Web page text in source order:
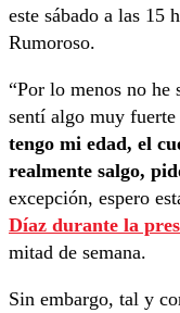
este sábado a las 15
Rumoroso.
“Por lo menos no he
sentí algo muy
tengo mi edad, el
realmente salgo,
excepción, espero
Díaz durante la
mitad de semana.
Sin embargo, tal y